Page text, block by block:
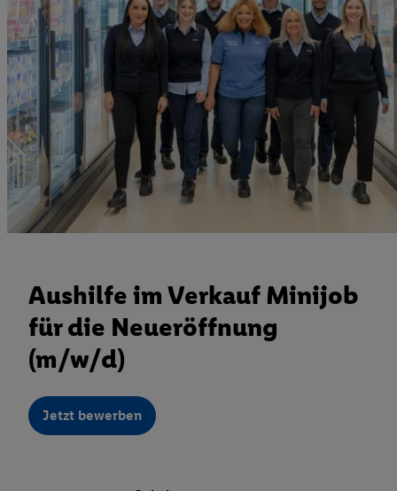
Aushilfe im Verkauf Minijob
für die Neueröffnung
(m/w/d)
Jetzt bewerben